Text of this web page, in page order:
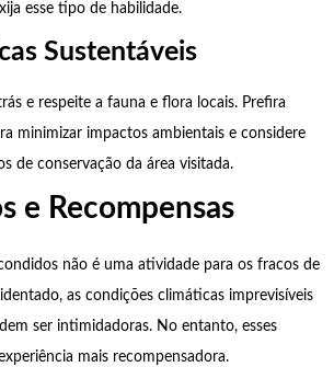
esse tipo de habilidade.
Sustentáveis
e respeite a fauna e flora locais. Prefira
minimizar impactos ambientais e considere
de conservação da área visitada.
e Recompensas
não é uma atividade para os fracos de
as condições climáticas imprevisíveis
ser intimidadoras. No entanto, esses
mais recompensadora.